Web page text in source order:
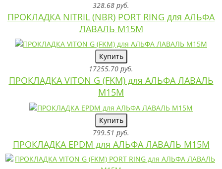
328.68 руб.
ПРОКЛАДКА NITRIL (NBR) PORT RING для АЛЬФА
ЛАВАЛЬ M15M
Купить
17255.70 руб.
ПРОКЛАДКА VITON G (FKM) для АЛЬФА ЛАВАЛЬ
M15M
Купить
799.51 руб.
ПРОКЛАДКА EPDM для АЛЬФА ЛАВАЛЬ M15M